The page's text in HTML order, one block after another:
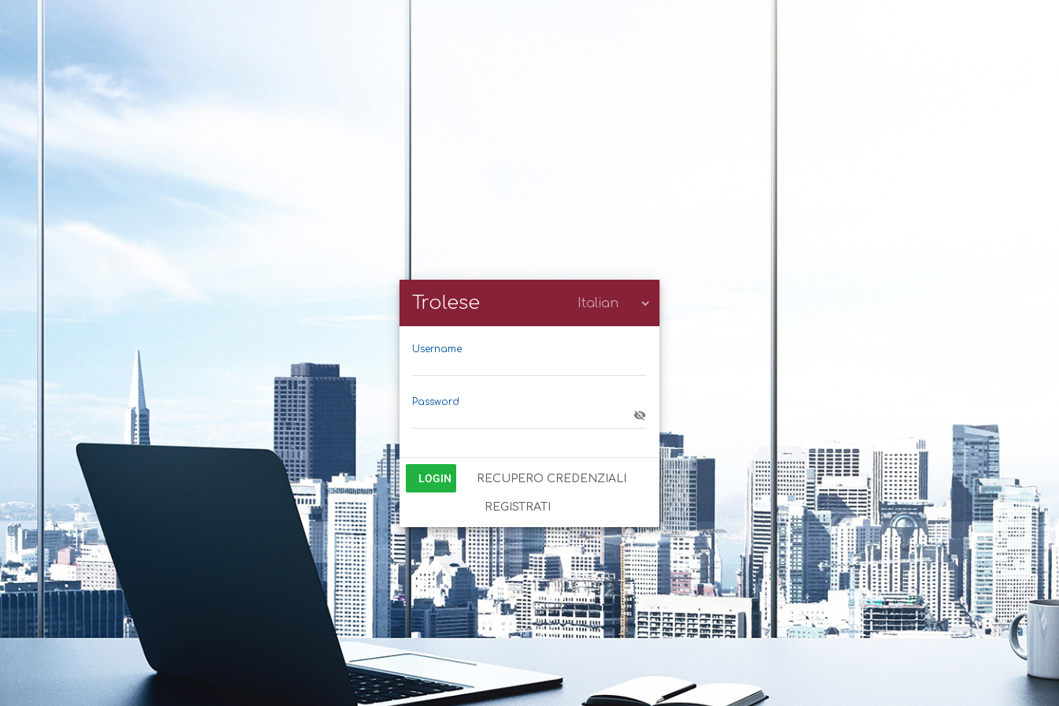
Trolese
Username
Password
LOGIN RECUPERO CREDENZIALI
REGISTRATI